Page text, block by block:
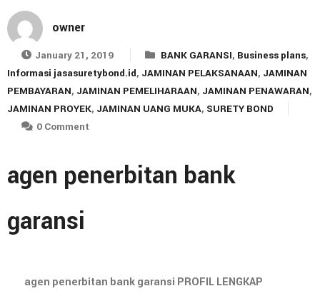
owner
January 21, 2019 BANK GARANSI, Business plans,
Informasi jasasuretybond.id, JAMINAN PELAKSANAAN, JAMINAN
PEMBAYARAN, JAMINAN PEMELIHARAAN, JAMINAN PENAWARAN,
JAMINAN PROYEK, JAMINAN UANG MUKA, SURETY BOND
0 Comment
agen penerbitan bank
garansi
agen penerbitan bank garansi PROFIL LENGKAP